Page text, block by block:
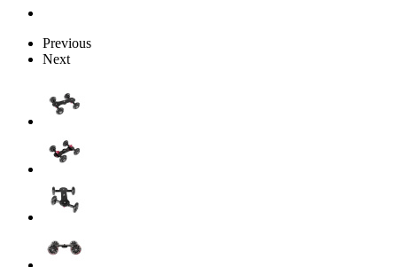
Previous
Next